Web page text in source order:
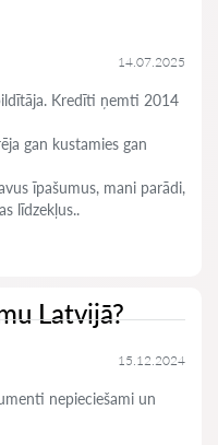
14.07.2025
Kredīti ņemti 2014
gan kustamies gan
īpašumus, mani parādi,
līdzekļus..
Latvijā?
15.12.2024
nepieciešami un